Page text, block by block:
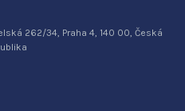
262/34, Praha 4, 140 00, Česká